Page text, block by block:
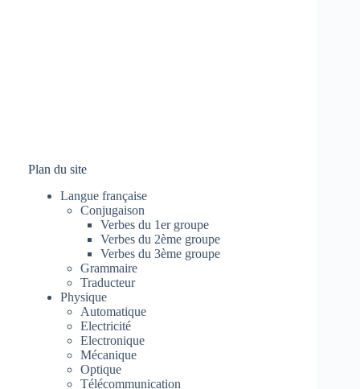
Plan du site
Langue française
Conjugaison
Verbes du 1er groupe
Verbes du 2ème groupe
Verbes du 3ème groupe
Grammaire
Traducteur
Physique
Automatique
Electricité
Electronique
Mécanique
Optique
Télécommunication